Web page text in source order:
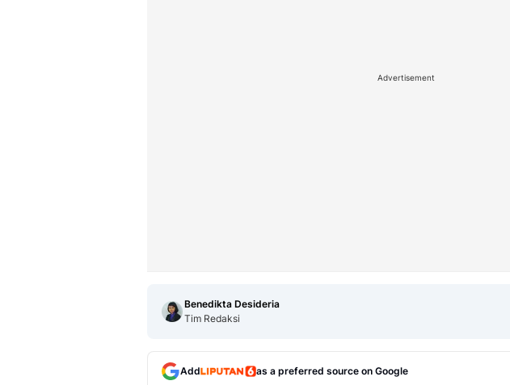
Advertisement
Benedikta Desideria
Tim Redaksi
Add as a preferred source on Google